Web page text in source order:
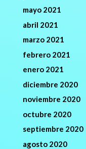
mayo 2021
abril 2021
marzo 2021
febrero 2021
enero 2021
diciembre 2020
noviembre 2020
octubre 2020
septiembre 2020
agosto 2020